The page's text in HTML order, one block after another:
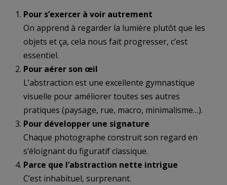
Pour s’exercer à voir autrement
On apprend à regarder la lumière plutôt que les
objets et ça, cela nous fait progresser, c’est
essentiel.
Pour aérer son œil
L’abstraction est une excellente gymnastique
visuelle pour améliorer toutes ses autres
pratiques (paysage, rue, macro, minimalisme…).
Pour développer une signature
Chaque photographe construit son regard en
s’éloignant du figuratif classique.
Parce que l’abstraction nette intrigue
C’est inhabituel, surprenant.